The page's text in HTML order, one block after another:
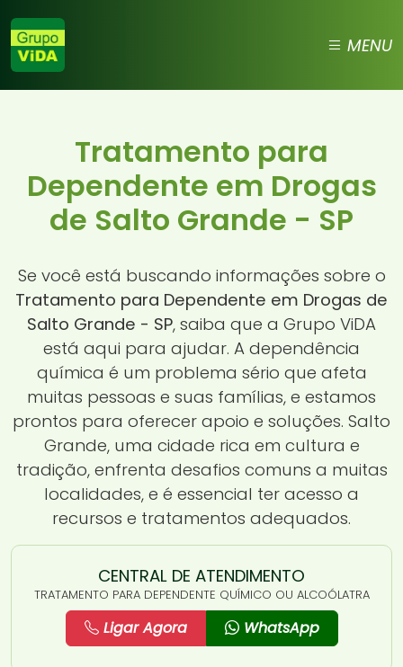
MENU
Tratamento para
Dependente em Drogas
de Salto Grande - SP
Se você está buscando informações sobre o
Tratamento para Dependente em Drogas de
Salto Grande - SP, saiba que a Grupo ViDA
está aqui para ajudar. A dependência
química é um problema sério que afeta
muitas pessoas e suas famílias, e estamos
prontos para oferecer apoio e soluções. Salto
Grande, uma cidade rica em cultura e
tradição, enfrenta desafios comuns a muitas
localidades, e é essencial ter acesso a
recursos e tratamentos adequados.
CENTRAL DE ATENDIMENTO
TRATAMENTO PARA DEPENDENTE QUÍMICO OU ALCOÓLATRA
Ligar Agora WhatsApp